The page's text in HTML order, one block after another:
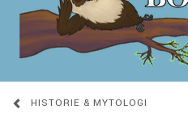
HISTORIE & MYTOLOGI